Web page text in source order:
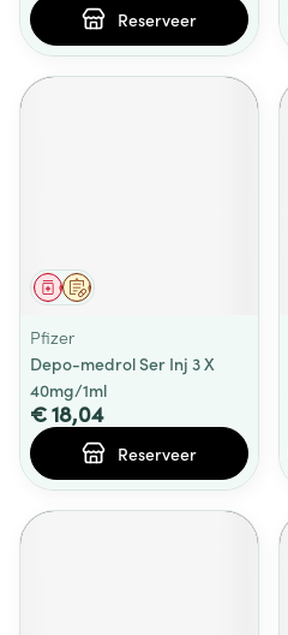
Reserveer
Op voorschrift
Geneesmiddel
Pfizer
Depo-medrol Ser Inj 3 X
40mg/1ml
€ 18,04
Reserveer